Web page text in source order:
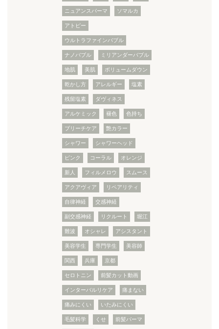
ニュアンスパーマ ソマルカ
アトピー
ウルトラファインバブル
ナノバブル ミリアンダーバブル
地肌 美肌 ボリュームダウン
乾かし方 アレルギー 塩素
残留塩素 ダヴィネス
アルケミック 褪色 色持ち
ブリーチケア 艶カラー
シャワー シャワーヘッド
ピンク コーラル オレンジ
新人 フィルメロウ スムース
アクアヴィア リペアリティ
自律神経 交感神経
副交感神経 リクルート 堀江
難波 オシャレ アシスタント
美容学生 専門学生 美容師
関西 兵庫 京都
セロトニン 前髪カット動画
インターバルリケア 痛まない
痛みにくい いたみにくい
毛髪科学 くせ 前髪パーマ